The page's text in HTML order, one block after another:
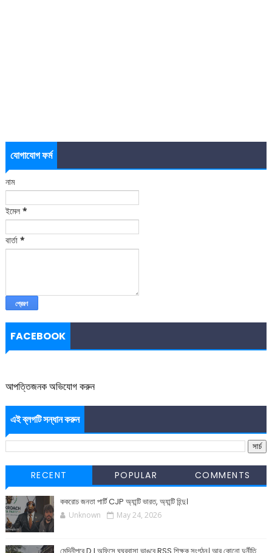
যোগাযোগ ফর্ম
নাম
ইমেল *
বার্তা *
FACEBOOK
আপত্তিজনক অভিযোগ করুন
এই ব্লগটি সন্ধান করুন
RECENT POPULAR COMMENTS
ককরোচ জনতা পার্টি CJP অ্যান্টি ভারত, অ্যান্টি হিন্দু।
Unknown May 24, 2026